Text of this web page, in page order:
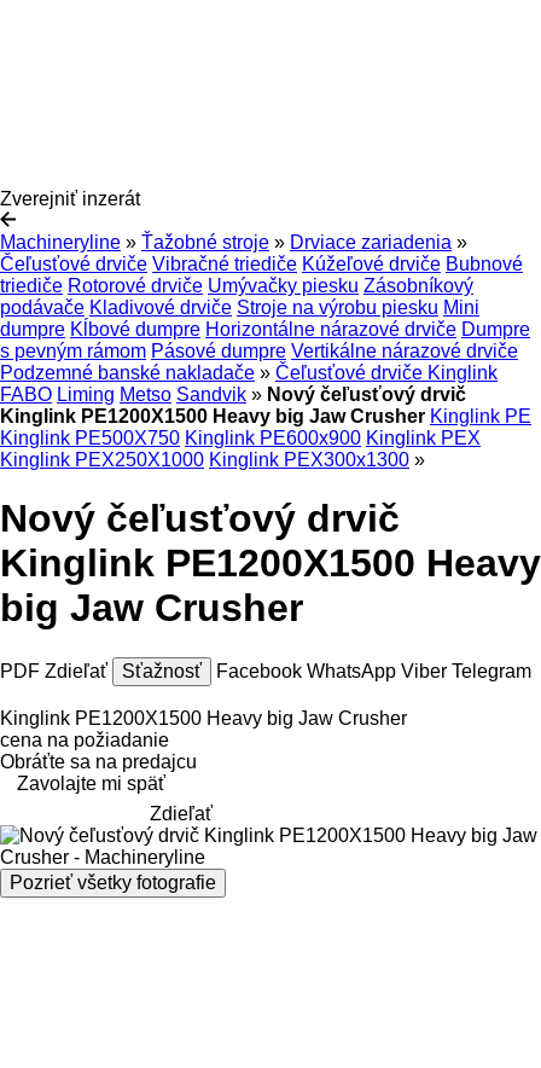
Zverejniť inzerát
Machineryline » Ťažobné stroje » Drviace zariadenia »
Čeľusťové drviče Vibračné triediče Kúžeľové drviče Bubnové
triediče Rotorové drviče Umývačky piesku Zásobníkový
podávače Kladivové drviče Stroje na výrobu piesku Mini
dumpre Kĺbové dumpre Horizontálne nárazové drviče Dumpre
s pevným rámom Pásové dumpre Vertikálne nárazové drviče
Podzemné banské nakladače » Čeľusťové drviče Kinglink
FABO Liming Metso Sandvik » Nový čeľusťový drvič
Kinglink PE1200X1500 Heavy big Jaw Crusher Kinglink PE
Kinglink PE500X750 Kinglink PE600x900 Kinglink PEX
Kinglink PEX250X1000 Kinglink PEX300x1300 »
Nový čeľusťový drvič
Kinglink PE1200X1500 Heavy
big Jaw Crusher
PDF Zdieľať Sťažnosť Facebook WhatsApp Viber Telegram
Kinglink PE1200X1500 Heavy big Jaw Crusher
cena na požiadanie
Obráťte sa na predajcu
Zavolajte mi späť
Zdieľať
Pozrieť všetky fotografie